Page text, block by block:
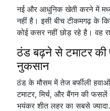
नई और आधुनिक खेती करने में
नहीं है। इसी बीच टीकमगढ़ के
कोई कसर नहीं छोड़ रहे है। वह
ठंड बढ़ने से टमाटर की
नुकसान
ठंड के मौसम में तेज बर्फीली
टमाटर, मिर्च, और बैंगन की
भयंकर शीत लहर का सबसे